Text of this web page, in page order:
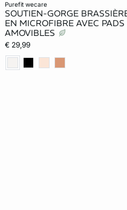
purefit wecare
SOUTIEN-GORGE
EN MICROFIBRE AVEC PADS
AMOVIBLES
€ 29,99